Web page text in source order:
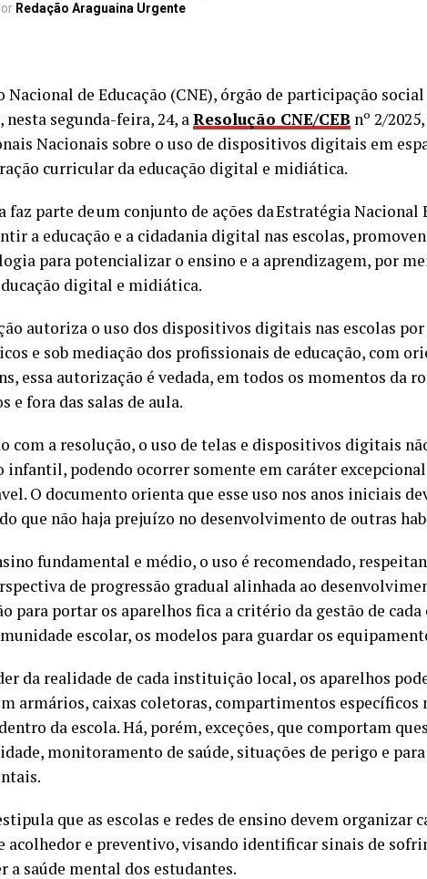
Redação Araguaina Urgente
Nacional de Educação (CNE), órgão de participação
nesta segunda-feira, 24, aResolução CNE/CEB nº 2/
Nacionais sobre o uso de dispositivos digitais em
curricular da educação digital e midiática.
faz parte de um conjunto de ações da Estratégia Nacional
a educação e a cidadania digital nas escolas,
para potencializar o ensino e a aprendizagem, por
digital e midiática.
autoriza o uso dos dispositivos digitais nas escolas
e sob mediação dos profissionais de educação, com
essa autorização é vedada, em todos os momentos da
e fora das salas de aula.
com a resolução, o uso de telas e dispositivos digitais
infantil, podendo ocorrer somente em caráter
O documento orienta que esse uso nos anos iniciais
que não haja prejuízo no desenvolvimento de outras
fundamental e médio, o uso é recomendado,
de progressão gradual alinhada ao
para portar os aparelhos fica a critério da gestão de
escolar, os modelos para guardar os
da realidade de cada instituição local, os aparelhos
armários, caixas coletoras, compartimentos específicos
da escola. Há, porém, exceções, que comportam
monitoramento de saúde, situações de perigo e
que as escolas e redes de ensino devem organizar
acolhedor e preventivo, visando identificar sinais de
a saúde mental dos estudantes.